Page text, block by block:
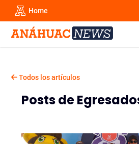
Home
Todos los artículos
Posts de